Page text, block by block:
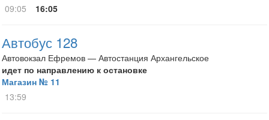
09:05
16:05
Автобус 128
Автовокзал Ефремов — Автостанция Архангельское
идет по направлению к остановке
Магазин № 11
13:59